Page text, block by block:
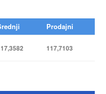
Prodajni
117,7103